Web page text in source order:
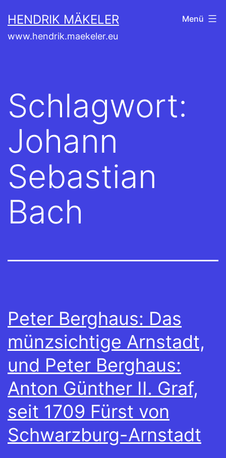
Inhalt
springen
HENDRIK MÄKELER
www.hendrik.maekeler.eu
Menü
Schlagwort:
Johann
Sebastian
Bach
Peter Berghaus: Das
münzsichtige Arnstadt,
und Peter Berghaus:
Anton Günther II. Graf,
seit 1709 Fürst von
Schwarzburg-Arnstadt